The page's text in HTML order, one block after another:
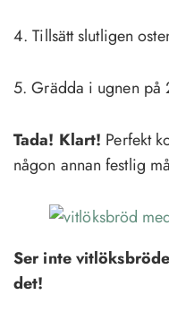
4. Tillsätt slutligen
5. Grädda i ugnen på
Tada! Klart! Perfekt
någon annan festlig
Ser inte
det!